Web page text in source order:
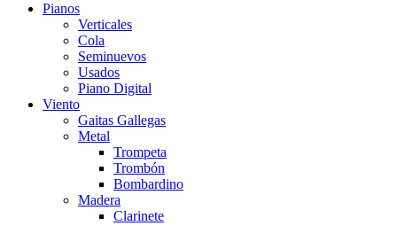
Pianos
Verticales
Cola
Seminuevos
Usados
Piano Digital
Viento
Gaitas Gallegas
Metal
Trompeta
Trombón
Bombardino
Madera
Clarinete